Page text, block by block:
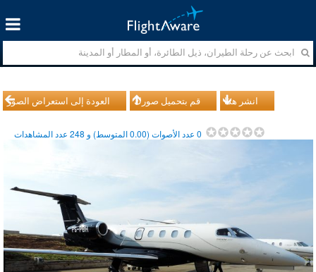
العودة إلى استعراض الصور قم بتحميل صورك انشر هذا
0عدد الأصوات (0.00المتوسط) و 248عدد المشاهدات